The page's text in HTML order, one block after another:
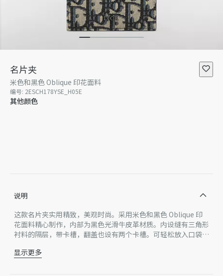
名片夹
米色和黑色 Oblique 印花面料
编号: 2ESCH178YSE_H05E
其他颜色
说明
这款名片夹实用精致，美观时尚。采用米色和黑色 Oblique 印
花面料精心制作，内部为黑色光滑牛皮革材质。内设缝有三角形
衬料的隔层，带卡槽，翻盖也设有两个卡槽。可轻松放入口袋或
主体：棉，牛皮革，科技面料
显示更多